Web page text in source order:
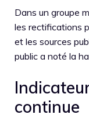
Dans un groupe
les rectifications
et les sources
public a noté la
continue